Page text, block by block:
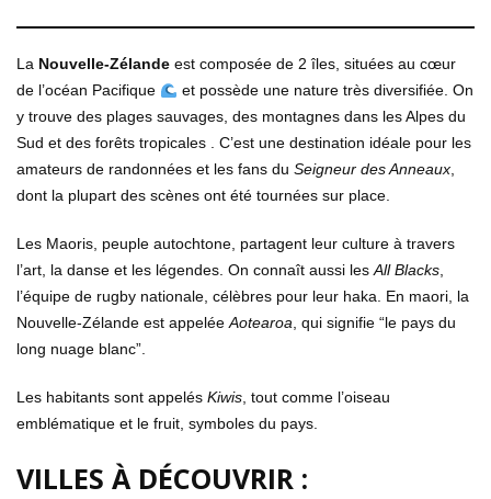
La Nouvelle-Zélande est composée de 2 îles, situées au cœur
de l’océan Pacifique
et possède une nature très diversifiée. On
y trouve des plages sauvages, des montagnes dans les Alpes du
Sud et des forêts tropicales . C’est une destination idéale pour les
amateurs de randonnées et les fans du Seigneur des Anneaux,
dont la plupart des scènes ont été tournées sur place.
Les Maoris, peuple autochtone, partagent leur culture à travers
l’art, la danse et les légendes. On connaît aussi lesAll Blacks,
l’équipe de rugby nationale, célèbres pour leur haka. En maori, la
Nouvelle-Zélande est appeléeAotearoa, qui signifie “le pays du
long nuage blanc”.
Les habitants sont appelés Kiwis, tout comme l’oiseau
emblématique et le fruit, symboles du pays.
VILLES À DÉCOUVRIR :